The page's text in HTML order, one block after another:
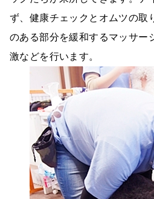
ず、健康チェックとオムツの取
のある部分を緩和するマッサー
激などを行います。